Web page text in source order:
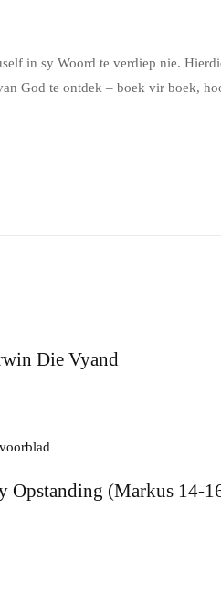
in sy Woord te verdiep nie.
God te ontdek – boek vir boek,
Die Vyand
Opstanding (Markus 14-